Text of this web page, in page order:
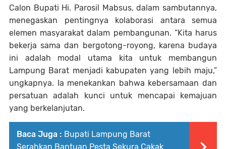
Calon Bupati Hi. Parosil Mabsus, dalam sambutannya,
menegaskan pentingnya kolaborasi antara semua
elemen masyarakat dalam pembangunan. “Kita harus
bekerja sama dan bergotong-royong, karena budaya
ini adalah modal utama kita untuk membangun
Lampung Barat menjadi kabupaten yang lebih maju,”
ungkapnya. Ia menekankan bahwa kebersamaan dan
persatuan adalah kunci untuk mencapai kemajuan
yang berkelanjutan.
Baca Juga : Bupati Lampung Barat
Serahkan Bantuan Pesta Sekura Cakak